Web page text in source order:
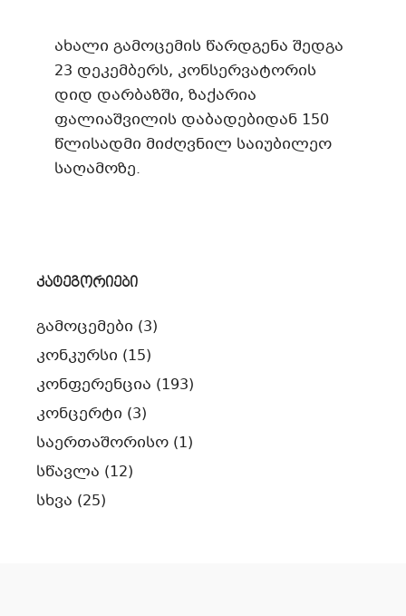
ახალი გამოცემის წარდგენა შედგა
23 დეკემბერს, კონსერვატორის
დიდ დარბაზში, ზაქარია
ფალიაშვილის დაბადებიდან 150
წლისადმი მიძღვნილ საიუბილეო
საღამოზე.
კატეგორიები
გამოცემები (3)
კონკურსი (15)
კონფერენცია (193)
კონცერტი (3)
საერთაშორისო (1)
სწავლა (12)
სხვა (25)